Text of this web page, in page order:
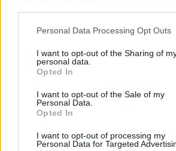
Personal Data Processing Opt Outs
I want to opt-out of the Sharing of
personal data.
Opted In
I want to opt-out of the Sale of my
Personal Data.
Opted In
I want to opt-out of processing my
Personal Data for Targeted
A Szoledár környéki bizonytalan
Kreml szóvivőjét, Dmitrij Peszkovot,
az orosz újságírókat és kijelentette,
jellemzi az orosz hadsereg előretörését.
Wagner-csoport hivatalosan
Bahmuttól mintegy 7 kilométerre
kisvárost. Ukrajna ezzel szemben...